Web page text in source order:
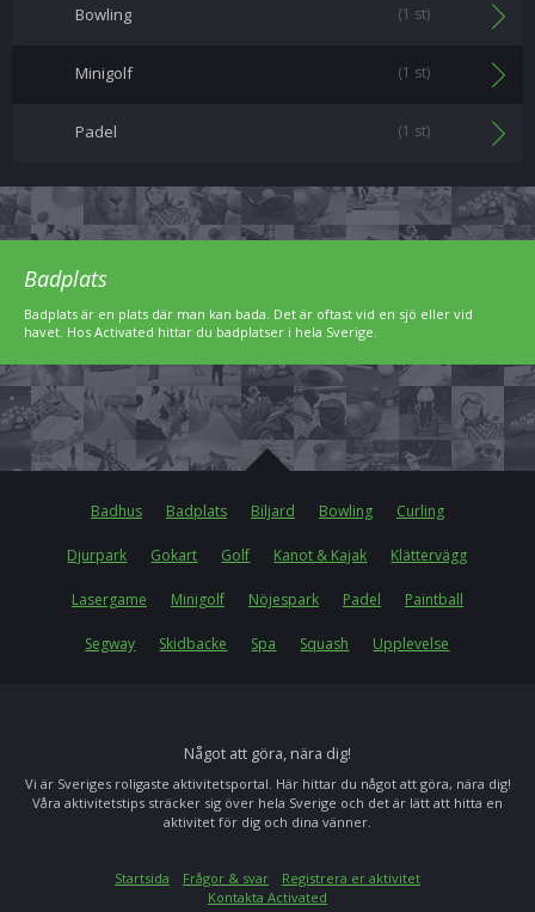
Bowling (1 st)
Minigolf (1 st)
Padel (1 st)
Badplats
Badplats är en plats där man kan bada. Det är oftast vid en sjö eller vid
havet. Hos Activated hittar du badplatser i hela Sverige.
Badhus Badplats Biljard Bowling Curling
Djurpark Gokart Golf Kanot & Kajak Klättervägg
Lasergame Minigolf Nöjespark Padel Paintball
Segway Skidbacke Spa Squash Upplevelse
Något att göra, nära dig!
Vi är Sveriges roligaste aktivitetsportal. Här hittar du något att göra, nära dig!
Våra aktivitetstips sträcker sig över hela Sverige och det är lätt att hitta en
aktivitet för dig och dina vänner.
Startsida Frågor & svar
Registrera er aktivitet
Kontakta Activated